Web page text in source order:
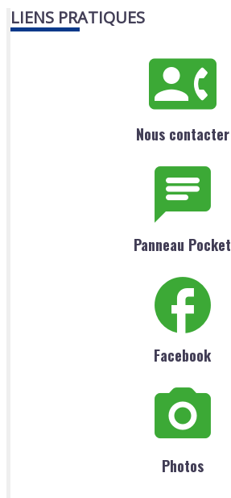
LIENS PRATIQUES
Nous contacter
Panneau Pocket
Facebook
Photos